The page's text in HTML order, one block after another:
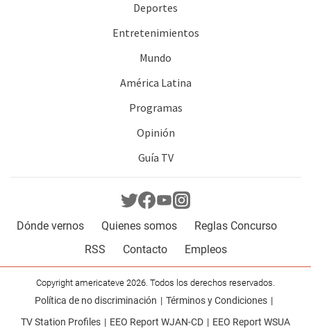
Deportes
Entretenimientos
Mundo
América Latina
Programas
Opinión
Guía TV
Dónde vernos Quienes somos
Reglas Concurso
RSS
Contacto Empleos
Copyright americateve 2026. Todos los derechos reservados.
Política de no discriminación
Términos y Condiciones
TV Station Profiles
EEO Report WJAN-CD EEO Report WSUA